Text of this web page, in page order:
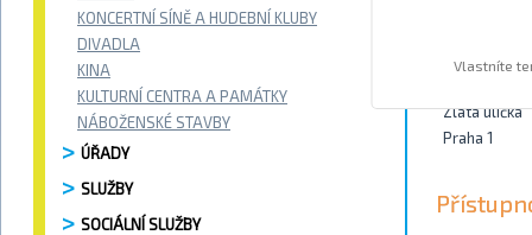
KONCERTNÍ SÍNĚ A HUDEBNÍ KLUBY
DIVADLA
KINA
KULTURNÍ CENTRA A PAMÁTKY
NÁBOŽENSKÉ STAVBY
ÚŘADY
SLUŽBY
SOCIÁLNÍ SLUŽBY
Zlatá ulička
Praha 1
Vlastníte